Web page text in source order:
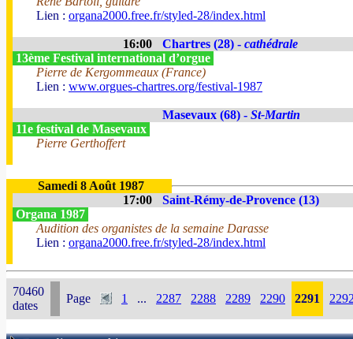
Lien : organa2000.free.fr/styled-28/index.html
16:00 Chartres (28) - cathédrale
13ème Festival international d’orgue
Pierre de Kergommeaux (France)
Lien : www.orgues-chartres.org/festival-1987
Masevaux (68) - St-Martin
11e festival de Masevaux
Pierre Gerthoffert
Samedi 8 Août 1987
17:00
Saint-Rémy-de-Provence (13)
Organa 1987
Audition des organistes de la semaine Darasse
Lien : organa2000.free.fr/styled-28/index.html
70460
dates
Page 1 ... 2287 2288 2289 2290 2291